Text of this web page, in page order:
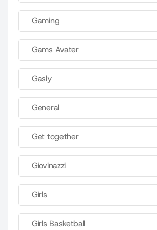
Gaming
Gams Avater
Gasly
General
Get together
Giovinazzi
Girls
Girls Basketball